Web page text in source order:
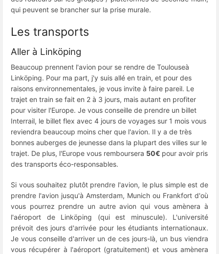
qui peuvent se brancher sur la prise murale.
Les transports
Aller à Linköping
Beaucoup prennent l'avion pour se rendre de Toulouseà
Linköping. Pour ma part, j'y suis allé en train, et pour des
raisons environnementales, je vous invite à faire pareil. Le
trajet en train se fait en 2 à 3 jours, mais autant en profiter
pour visiter l'Europe. Je vous conseille de prendre un billet
Interrail, le billet flex avec 4 jours de voyages sur 1 mois vous
reviendra beaucoup moins cher que l'avion. Il y a de très
bonnes auberges de jeunesse dans la plupart des villes sur le
trajet. De plus, l'Europe vous remboursera 50€ pour avoir pris
des transports éco-responsables.
Si vous souhaitez plutôt prendre l'avion, le plus simple est de
prendre l'avion jusqu'à Amsterdam, Munich ou Frankfort d'où
vous pourrez prendre un autre avion qui vous amènera à
l'aéroport de Linköping (qui est minuscule). L'université
prévoit des jours d'arrivée pour les étudiants internationaux.
Je vous conseille d'arriver un de ces jours-là, un bus viendra
vous récupérer à l'aéroport (gratuitement) et vous amènera